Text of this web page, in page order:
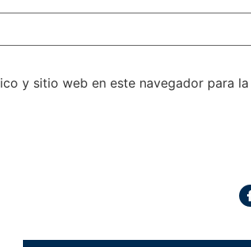
y sitio web en este navegador para